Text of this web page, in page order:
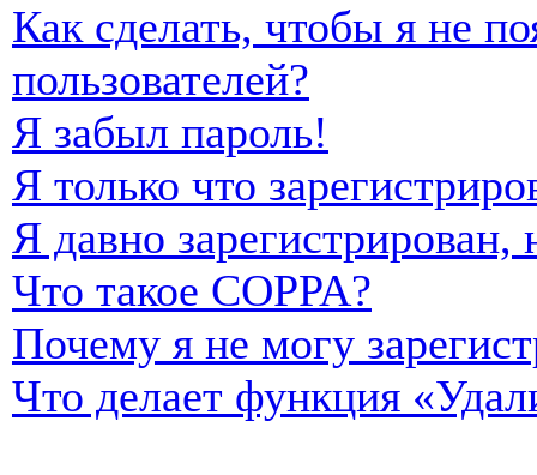
Как сделать, чтобы я не
пользователей?
Я забыл пароль!
Я только что
Я давно
Что такое COPPA?
Почему я не могу
Что делает функция